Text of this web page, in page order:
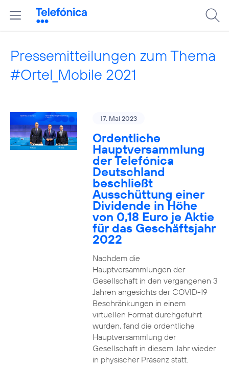
Pressemitteilungen zum Thema
#Ortel_Mobile 2021
17. Mai 2023
Ordentliche
Hauptversammlung
der Telefónica
Deutschland
beschließt
Ausschüttung einer
Dividende in Höhe
von 0,18 Euro je Aktie
für das Geschäftsjahr
2022
Nachdem die
Hauptversammlungen der
Gesellschaft in den vergangenen 3
Jahren angesichts der COVID-19
Beschränkungen in einem
virtuellen Format durchgeführt
wurden, fand die ordentliche
Hauptversammlung der
Gesellschaft in diesem Jahr wieder
in physischer Präsenz statt.